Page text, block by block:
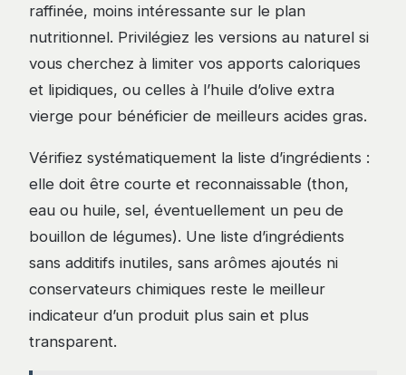
raffinée, moins intéressante sur le plan
nutritionnel. Privilégiez les versions au naturel si
vous cherchez à limiter vos apports caloriques
et lipidiques, ou celles à l’huile d’olive extra
vierge pour bénéficier de meilleurs acides gras.
Vérifiez systématiquement la liste d’ingrédients :
elle doit être courte et reconnaissable (thon,
eau ou huile, sel, éventuellement un peu de
bouillon de légumes). Une liste d’ingrédients
sans additifs inutiles, sans arômes ajoutés ni
conservateurs chimiques reste le meilleur
indicateur d’un produit plus sain et plus
transparent.